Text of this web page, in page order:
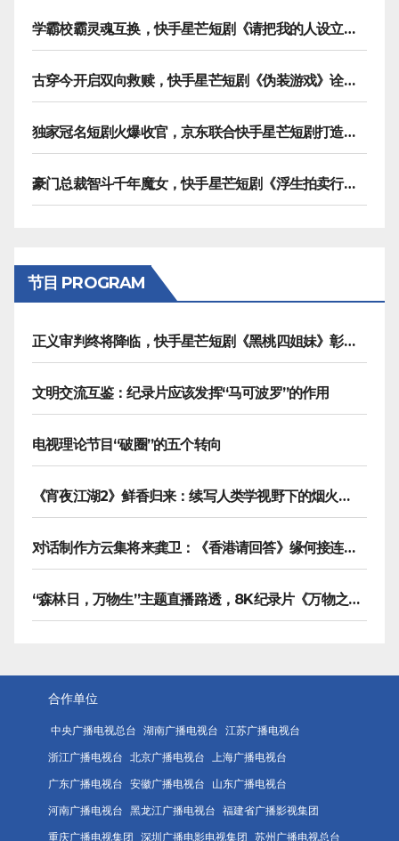
学霸校霸灵魂互换，快手星芒短剧《请把我的人设立住》笑泪齐飞
古穿今开启双向救赎，快手星芒短剧《伪装游戏》诠释热血青春友谊
独家冠名短剧火爆收官，京东联合快手星芒短剧打造双11营销范本
豪门总裁智斗千年魔女，快手星芒短剧《浮生拍卖行》奇幻元素拉满
节目 PROGRAM
正义审判终将降临，快手星芒短剧《黑桃四姐妹》彰显治愈内核
文明交流互鉴：纪录片应该发挥“马可波罗”的作用
电视理论节目“破圈”的五个转向
《宵夜江湖2》鲜香归来：续写人类学视野下的烟火漫游记
对话制作方云集将来龚卫：《香港请回答》缘何接连获国际传播大奖
“森林日，万物生”主题直播路透，8K纪录片《万物之生》今晚播出
合作单位
中央广播电视总台 湖南广播电视台 江苏广播电视台
浙江广播电视台 北京广播电视台 上海广播电视台
广东广播电视台 安徽广播电视台 山东广播电视台
河南广播电视台 黑龙江广播电视台 福建省广播影视集团
重庆广播电视集团 深圳广播电影电视集团 苏州广播电视总台